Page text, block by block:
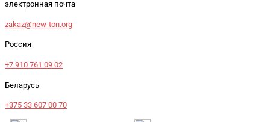
электронная почта
zakaz@new-ton.org
Россия
+7 910 761 09 02
Беларусь
+375 33 607 00 70